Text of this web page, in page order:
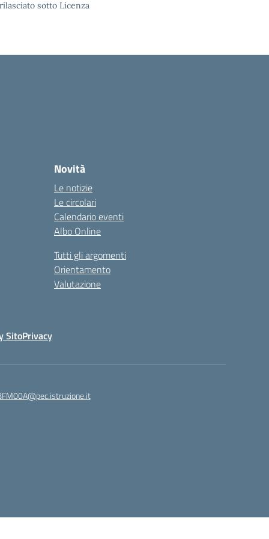
sotto Licenza
Novità
Le notizie
Le circolari
Calendario eventi
Albo Online
Tutti gli argomenti
Orientamento
Valutazione
SitoPrivacy